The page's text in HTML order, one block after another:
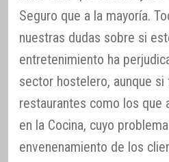
Seguro que a la mayoría.
nuestras dudas sobre si
entretenimiento ha
sector hostelero, aunque
restaurantes como los que
en la Cocina, cuyo
envenenamiento de los